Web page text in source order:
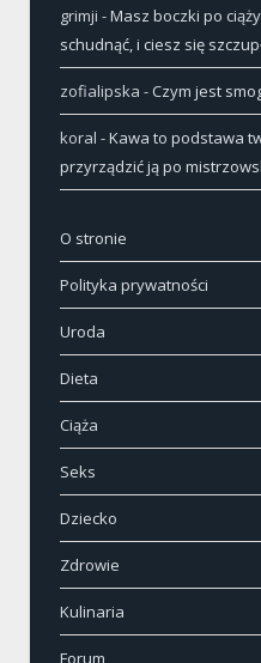
grimji -Masz boczki po
schudnąć, i ciesz się
zofialipska -Czym jest
koral -Kawa to podstawa
przyrządzić ją po
O stronie
Polityka prywatności
Uroda
Dieta
Ciąża
Seks
Dziecko
Zdrowie
Kulinaria